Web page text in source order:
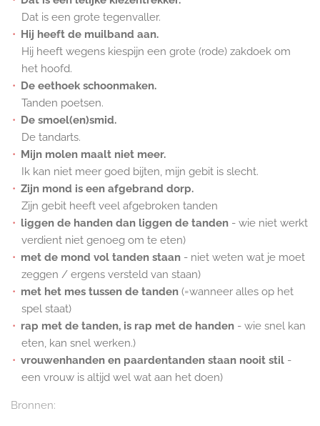
Dat is een grote tegenvaller.
Hij heeft de muilband aan.
Hij heeft wegens kiespijn een grote (rode) zakdoek om
het hoofd.
De eethoek schoonmaken.
Tanden poetsen.
De smoel(en)smid.
De tandarts.
Mijn molen maalt niet meer.
Ik kan niet meer goed bijten, mijn gebit is slecht.
Zijn mond is een afgebrand dorp.
Zijn gebit heeft veel afgebroken tanden
liggen de handen dan liggen de tanden - wie niet werkt
verdient niet genoeg om te eten)
met de mond vol tanden staan - niet weten wat je moet
zeggen / ergens versteld van staan)
met het mes tussen de tanden (=wanneer alles op het
spel staat)
rap met de tanden, is rap met de handen - wie snel kan
eten, kan snel werken.)
vrouwenhanden en paardentanden staan nooit stil -
een vrouw is altijd wel wat aan het doen)
Bronnen: